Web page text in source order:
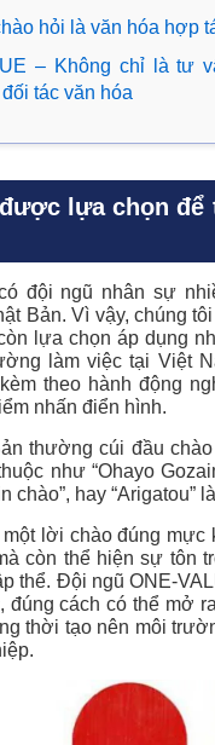
hỏi là văn hóa hợp
– Không chỉ là tư
tác văn hóa
được lựa chọn để
đội ngũ nhân sự
Bản. Vì vậy, chúng
lựa chọn áp dụng
làm việc tại Việt
theo hành động
nhấn điển hình.
thường cúi đầu
như “Ohayo
chào”, hay “Arigatou”
lời chào đúng mực
còn thể hiện sự tôn
thể. Đội ngũ ONE-
đúng cách có thể mở
thời tạo nên môi